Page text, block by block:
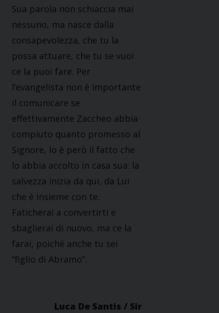
Sua parola non schiaccia mai
nessuno, ma nasce dalla
consapevolezza, che tu la
possa attuare, che tu se vuoi
ce la puoi fare. Per
l’evangelista non è importante
il comunicare se
effettivamente Zaccheo abbia
compiuto quanto promesso al
Signore, lo è però il fatto che
lo abbia accolto in casa sua: la
salvezza inizia da qui, da Lui
che è insieme con te.
Faticherai a convertirti e
sbaglierai di nuovo, ma ce la
farai, poiché anche tu sei
“figlio di Abramo”.
Luca De Santis / Sir